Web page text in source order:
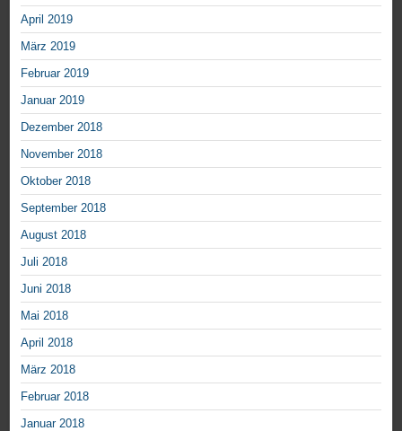
April 2019
März 2019
Februar 2019
Januar 2019
Dezember 2018
November 2018
Oktober 2018
September 2018
August 2018
Juli 2018
Juni 2018
Mai 2018
April 2018
März 2018
Februar 2018
Januar 2018